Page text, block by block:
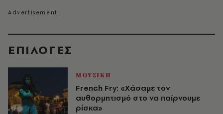
EΠΙΛΟΓΈΣ
ΜΟΥΣΙΚΗ
French Fry: «Χάσαμε τον
αυθορμητισμό στο να παίρνουμε
ρίσκα»